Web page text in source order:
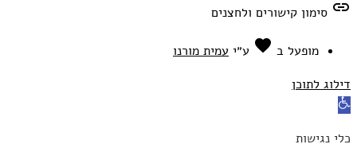
link סימון קישורים ולחצנים
מופעל ב favorite אהבה
ע״י עמית מורנו
דילוג לתוכן
פתח
כלי נגישות